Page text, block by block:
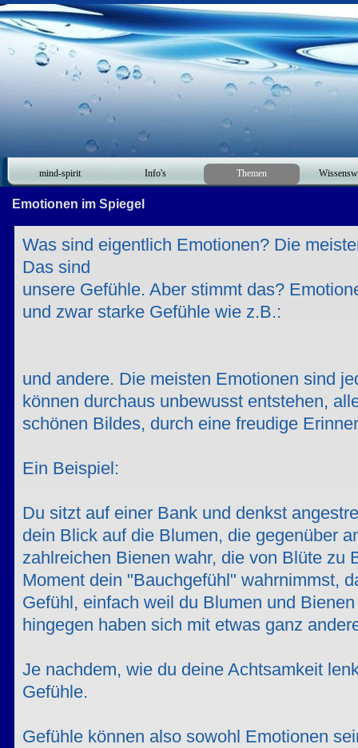
mind-spirit Info's Themen
Emotionen im Spiegel
Was sind eigentlich Emotionen? Die
Das sind
unsere Gefühle. Aber stimmt das?
und zwar starke Gefühle wie z.B.:
und andere. Die meisten Emotionen sind
können durchaus unbewusst entstehen,
schönen Bildes, durch eine freudige
Ein Beispiel:
Du sitzt auf einer Bank und denkst
dein Blick auf die Blumen, die gegenüber
zahlreichen Bienen wahr, die von Blüte zu
Moment dein "Bauchgefühl" wahrnimmst,
Gefühl, einfach weil du Blumen und
hingegen haben sich mit etwas ganz
Je nachdem, wie du deine Achtsamkeit
Gefühle.
Gefühle können also sowohl Emotionen